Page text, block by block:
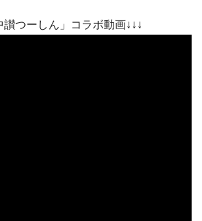
讃つーしん」コラボ動画↓↓↓